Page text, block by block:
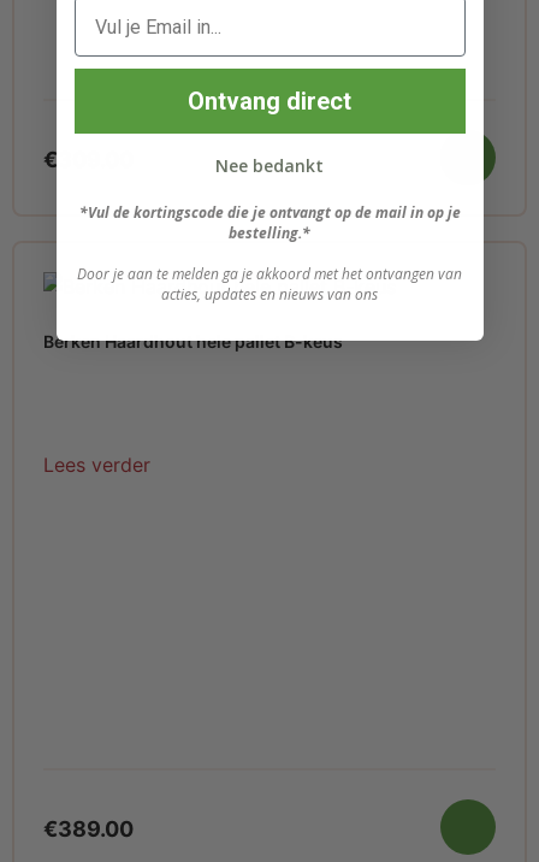
€
Berken Haardhout hele pallet B-keus
€389.00
Lees verder
Ontvang direct
Nee bedankt
*Vul de kortingscode die je ontvangt op de mail in op je
bestelling.*
Door je aan te melden ga je akkoord met het ontvangen van
acties, updates en nieuws van ons